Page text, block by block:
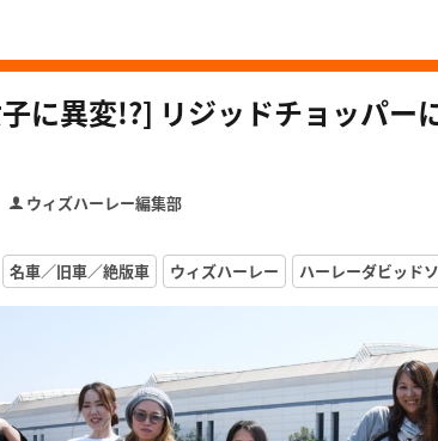
に異変!?] リジッドチョッパー
ウィズハーレー編集部
名車／旧車／絶版車 ウィズハーレー ハーレーダビッド